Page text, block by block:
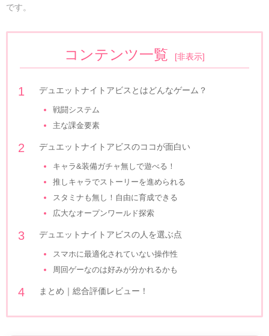
です。
コンテンツ一覧 [非表示]
デュエットナイトアビスとはどんなゲーム？
戦闘システム
主な課金要素
デュエットナイトアビスのココが面白い
キャラ&装備ガチャ無しで遊べる！
推しキャラでストーリーを進められる
スタミナも無し！自由に育成できる
広大なオープンワールド探索
デュエットナイトアビスの人を選ぶ点
スマホに最適化されていない操作性
周回ゲーなのは好みが分かれるかも
まとめ｜総合評価レビュー！